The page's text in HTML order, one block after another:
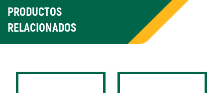
PRODUCTOS
RELACIONADOS